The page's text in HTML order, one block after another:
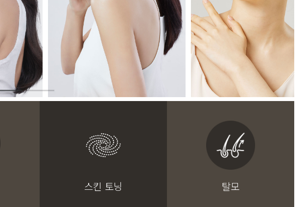
스킨 토닝 탈모